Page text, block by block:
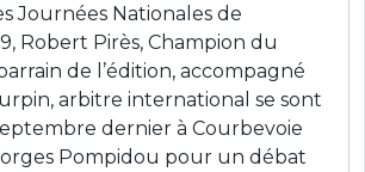
Journées Nationales de
Robert Pirès, Champion du
de l’édition, accompagné
arbitre international se sont
dernier à Courbevoie
Pompidou pour un débat